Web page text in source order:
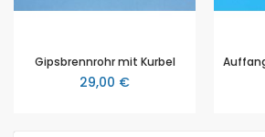
Gipsbrennrohr mit Kurbel
29,00 €